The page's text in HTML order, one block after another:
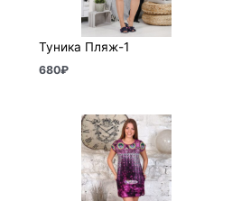
Туника Пляж-1
680₽